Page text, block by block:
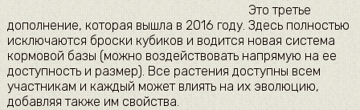
Это третье
дополнение, которая вышла в 2016 году. Здесь полностью
исключаются броски кубиков и водится новая система
кормовой базы (можно воздействовать напрямую на ее
доступность и размер). Все растения доступны всем
участникам и каждый может влиять на их эволюцию,
добавляя также им свойства.